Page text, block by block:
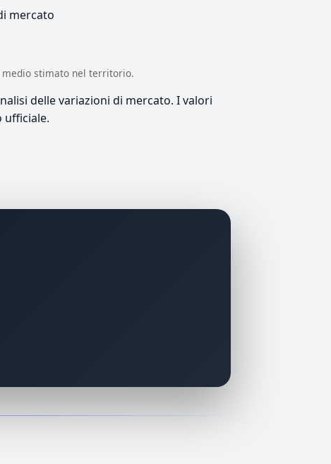
mercato
stimato nel territorio.
delle variazioni di mercato. I valori